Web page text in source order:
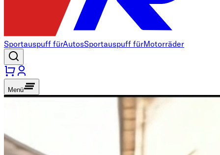
Sportauspuff fürAutosSportauspuff fürMotorräder
Menü